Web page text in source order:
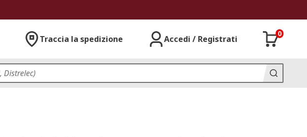
Traccia la spedizione Accedi / Registrati
0